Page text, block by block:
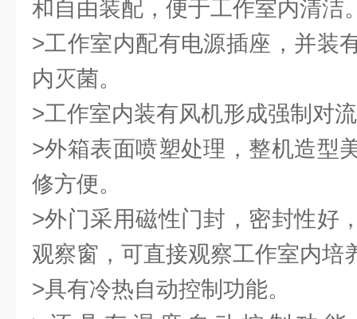
和自由装配，便于工作室内清洁
>工作室内配有电源插座，并装
内灭菌。
>工作室内装有风机形成强制对流
>外箱表面喷塑处理，整机造型
修方便。
>外门采用磁性门封，密封性好
观察窗，可直接观察工作室内培
>具有冷热自动控制功能。